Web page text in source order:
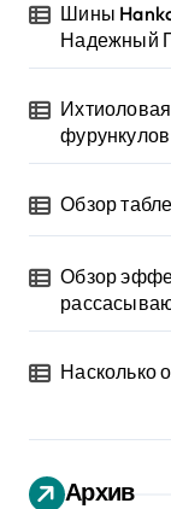
Шины
Надежный
фурункулов
Обзор
Обзор
Насколько
Архив